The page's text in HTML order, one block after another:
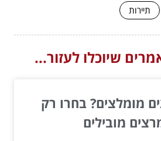
תיירות
שיוכלו לעזור...
מומלצים? בחרו רק
מובילים